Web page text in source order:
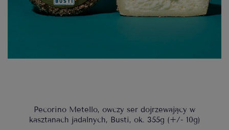
Pecorino Metello, owczy ser dojrzewający w
kasztanach jadalnych, Busti, ok. 355g (+/- 10g)